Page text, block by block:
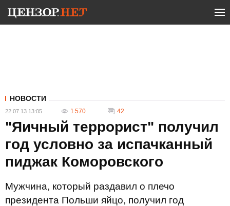
НОВОСТИ
22.07.13 13:05 1 570 42
"Яичный террорист" получил
год условно за испачканный
пиджак Коморовского
Мужчина, который раздавил о плечо
президента Польши яйцо, получил год